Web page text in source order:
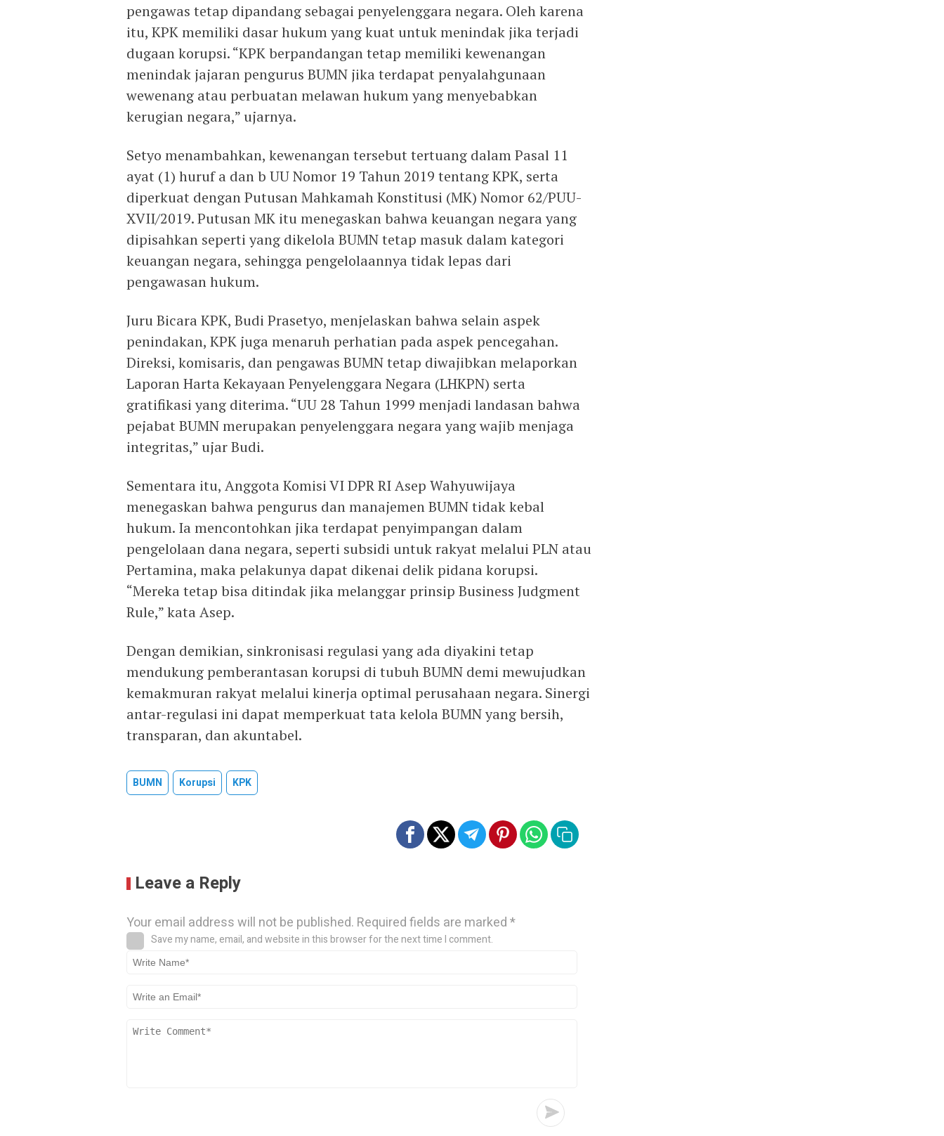
pengawas tetap dipandang sebagai penyelenggara negara. Oleh karena
itu, KPK memiliki dasar hukum yang kuat untuk menindak jika terjadi
dugaan korupsi. “KPK berpandangan tetap memiliki kewenangan
menindak jajaran pengurus BUMN jika terdapat penyalahgunaan
wewenang atau perbuatan melawan hukum yang menyebabkan
kerugian negara,” ujarnya.
Setyo menambahkan, kewenangan tersebut tertuang dalam Pasal 11
ayat (1) huruf a dan b UU Nomor 19 Tahun 2019 tentang KPK, serta
diperkuat dengan Putusan Mahkamah Konstitusi (MK) Nomor 62/PUU-
XVII/2019. Putusan MK itu menegaskan bahwa keuangan negara yang
dipisahkan seperti yang dikelola BUMN tetap masuk dalam kategori
keuangan negara, sehingga pengelolaannya tidak lepas dari
pengawasan hukum.
Juru Bicara KPK, Budi Prasetyo, menjelaskan bahwa selain aspek
penindakan, KPK juga menaruh perhatian pada aspek pencegahan.
Direksi, komisaris, dan pengawas BUMN tetap diwajibkan melaporkan
Laporan Harta Kekayaan Penyelenggara Negara (LHKPN) serta
gratifikasi yang diterima. “UU 28 Tahun 1999 menjadi landasan bahwa
pejabat BUMN merupakan penyelenggara negara yang wajib menjaga
integritas,” ujar Budi.
Sementara itu, Anggota Komisi VI DPR RI Asep Wahyuwijaya
menegaskan bahwa pengurus dan manajemen BUMN tidak kebal
hukum. Ia mencontohkan jika terdapat penyimpangan dalam
pengelolaan dana negara, seperti subsidi untuk rakyat melalui PLN atau
Pertamina, maka pelakunya dapat dikenai delik pidana korupsi.
“Mereka tetap bisa ditindak jika melanggar prinsip Business Judgment
Rule,” kata Asep.
Dengan demikian, sinkronisasi regulasi yang ada diyakini tetap
mendukung pemberantasan korupsi di tubuh BUMN demi mewujudkan
kemakmuran rakyat melalui kinerja optimal perusahaan negara. Sinergi
antar-regulasi ini dapat memperkuat tata kelola BUMN yang bersih,
transparan, dan akuntabel.
BUMN Korupsi KPK
Leave a Reply
Your email address will not be published. Required fields are marked*
Save my name, email, and website in this browser for the next time I comment.